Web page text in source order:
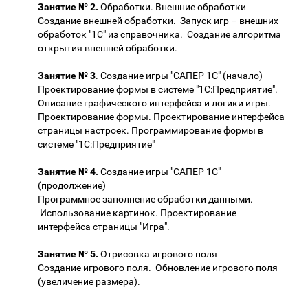
Занятие № 2. Обработки. Внешние обработки
Создание внешней обработки. Запуск игр – внешних
обработок "1С" из справочника. Создание алгоритма
открытия внешней обработки.
Занятие № 3. Создание игры "САПЕР 1С" (начало)
Проектирование формы в системе "1С:Предприятие".
Описание графического интерфейса и логики игры.
Проектирование формы. Проектирование интерфейса
страницы настроек. Программирование формы в
системе "1С:Предприятие"
Занятие № 4. Создание игры "САПЕР 1С"
(продолжение)
Программное заполнение обработки данными.
Использование картинок. Проектирование
интерфейса страницы "Игра".
Занятие № 5. Отрисовка игрового поля
Создание игрового поля. Обновление игрового поля
(увеличение размера).